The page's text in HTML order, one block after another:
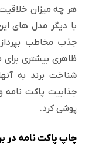
هر چه میزان
با دیگر مدل های
جذب مخاطب
ظاهری بیشتری برای
شناخت برند به
جذابیت پاکت
پوشی کرد.
چاپ پاکت نامه در